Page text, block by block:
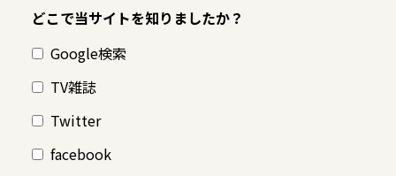
どこで当サイトを知りましたか？
Google検索
TV雑誌
Twitter
facebook